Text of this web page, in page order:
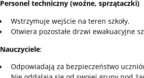
Personel techniczny (woźne, sprzątaczki)
Wstrzymuje wejście na teren szkoły.
Otwiera pozostałe drzwi ewakuacyjne
Nauczyciele:
Odpowiadają za bezpieczeństwo